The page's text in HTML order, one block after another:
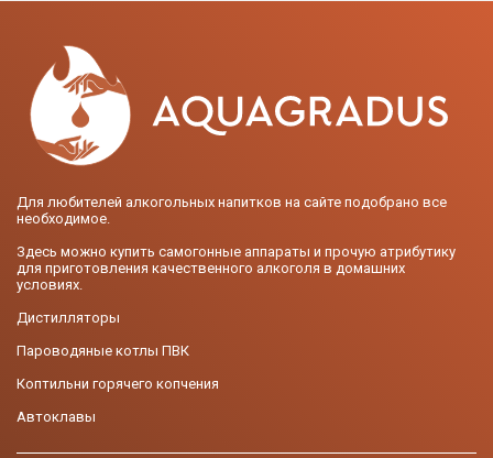
Для любителей алкогольных напитков на сайте подобрано все
необходимое.
Здесь можно купить самогонные аппараты и прочую атрибутику
для приготовления качественного алкоголя в домашних
условиях.
Дистилляторы
Пароводяные котлы ПВК
Коптильни горячего копчения
Автоклавы